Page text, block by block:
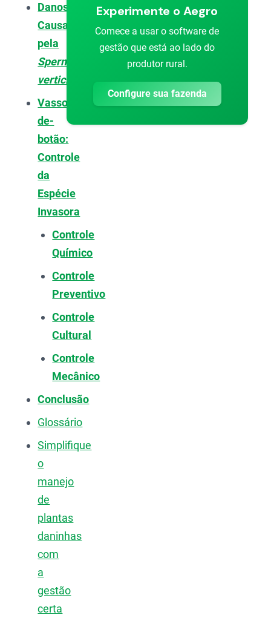
Danos
Causados
pela
Spermacoce
verticillata
Vassourinha-
de-
botão:
Controle
da
Espécie
Invasora
Controle
Químico
Controle
Preventivo
Controle
Cultural
Controle
Mecânico
Conclusão
Glossário
Simplifique
o
manejo
de
plantas
daninhas
com
a
gestão
certa
Experimente o Aegro
Comece a usar o software de
gestão que está ao lado do
produtor rural.
Configure sua fazenda